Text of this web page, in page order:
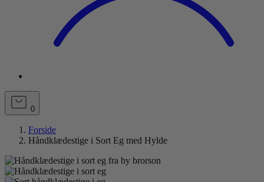
0
Forside
Håndklædestige i Sort Eg med Hylde